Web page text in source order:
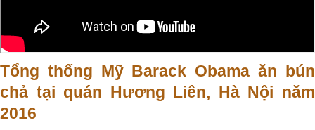
Tổng thống Mỹ Barack Obama ăn bún
chả tại quán Hương Liên, Hà Nội năm
2016